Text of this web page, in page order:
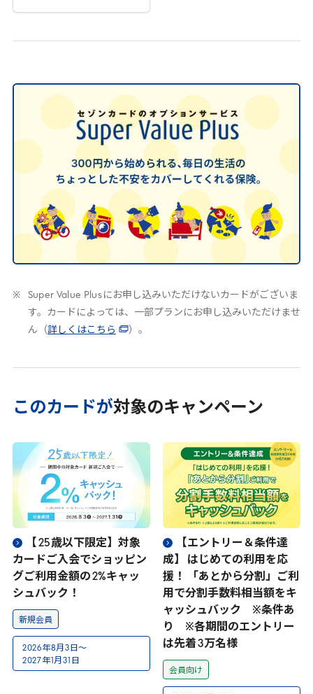
Super Value Plus にお申し込みいただけないカードがございま
す。カードによっては、一部プランにお申し込みいただけませ
ん（詳しくはこちら ）。
このカードが対象のキャンペーン
【 25歳以下限定】対象
カードご入会でショッピン
グご利用金額の2%キャッ
シュバック！
新規会員
2026年8月 3 日～
2027年1 月 31 日
【エントリー＆条件達
成】 はじめての利用を応
援！ 「あとから分割」ご利
用で分割手数料相当額をキ
ャッシュバック ※条件あ
り ※各期間のエントリー
は先着3万名様
会員向け